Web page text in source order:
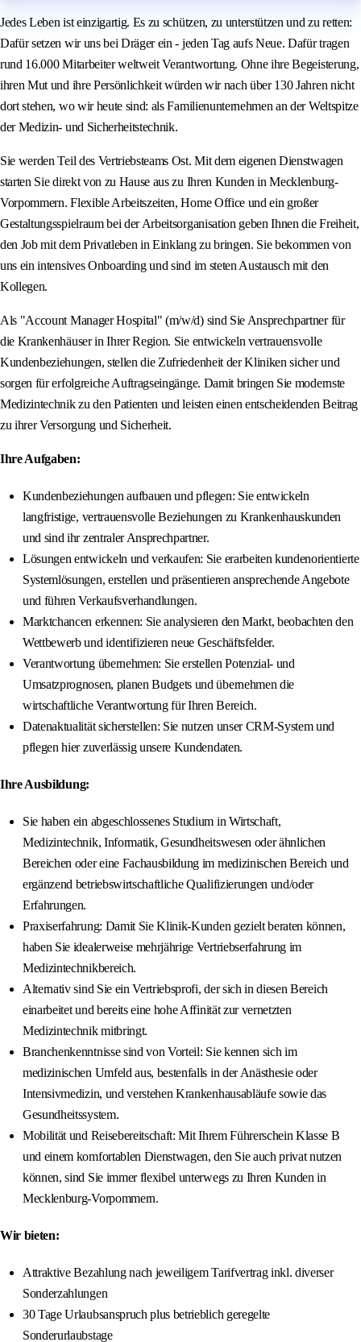
Jedes Leben ist einzigartig. Es zu schützen, zu unterstützen und zu retten:
Dafür setzen wir uns bei Dräger ein - jeden Tag aufs Neue. Dafür tragen
rund 16.000 Mitarbeiter weltweit Verantwortung. Ohne ihre Begeisterung,
ihren Mut und ihre Persönlichkeit würden wir nach über 130 Jahren nicht
dort stehen, wo wir heute sind: als Familienunternehmen an der Weltspitze
der Medizin- und Sicherheitstechnik.
Sie werden Teil des Vertriebsteams Ost. Mit dem eigenen Dienstwagen
starten Sie direkt von zu Hause aus zu Ihren Kunden in Mecklenburg-
Vorpommern. Flexible Arbeitszeiten, Home Office und ein großer
Gestaltungsspielraum bei der Arbeitsorganisation geben Ihnen die Freiheit,
den Job mit dem Privatleben in Einklang zu bringen. Sie bekommen von
uns ein intensives Onboarding und sind im steten Austausch mit den
Kollegen.
Als "Account Manager Hospital" (m/w/d) sind Sie Ansprechpartner für
die Krankenhäuser in Ihrer Region. Sie entwickeln vertrauensvolle
Kundenbeziehungen, stellen die Zufriedenheit der Kliniken sicher und
sorgen für erfolgreiche Auftragseingänge. Damit bringen Sie modernste
Medizintechnik zu den Patienten und leisten einen entscheidenden Beitrag
zu ihrer Versorgung und Sicherheit.
Ihre Aufgaben:
Kundenbeziehungen aufbauen und pflegen: Sie entwickeln
langfristige, vertrauensvolle Beziehungen zu Krankenhauskunden
und sind ihr zentraler Ansprechpartner.
Lösungen entwickeln und verkaufen: Sie erarbeiten kundenorientierte
Systemlösungen, erstellen und präsentieren ansprechende Angebote
und führen Verkaufsverhandlungen.
Marktchancen erkennen: Sie analysieren den Markt, beobachten den
Wettbewerb und identifizieren neue Geschäftsfelder.
Verantwortung übernehmen: Sie erstellen Potenzial- und
Umsatzprognosen, planen Budgets und übernehmen die
wirtschaftliche Verantwortung für Ihren Bereich.
Datenaktualität sicherstellen: Sie nutzen unser CRM-System und
pflegen hier zuverlässig unsere Kundendaten.
Ihre Ausbildung:
Sie haben ein abgeschlossenes Studium in Wirtschaft,
Medizintechnik, Informatik, Gesundheitswesen oder ähnlichen
Bereichen oder eine Fachausbildung im medizinischen Bereich und
ergänzend betriebswirtschaftliche Qualifizierungen und/oder
Erfahrungen.
Praxiserfahrung: Damit Sie Klinik-Kunden gezielt beraten können,
haben Sie idealerweise mehrjährige Vertriebserfahrung im
Medizintechnikbereich.
Alternativ sind Sie ein Vertriebsprofi, der sich in diesen Bereich
einarbeitet und bereits eine hohe Affinität zur vernetzten
Medizintechnik mitbringt.
Branchenkenntnisse sind von Vorteil: Sie kennen sich im
medizinischen Umfeld aus, bestenfalls in der Anästhesie oder
Intensivmedizin, und verstehen Krankenhausabläufe sowie das
Gesundheitssystem.
Mobilität und Reisebereitschaft: Mit Ihrem Führerschein Klasse B
und einem komfortablen Dienstwagen, den Sie auch privat nutzen
können, sind Sie immer flexibel unterwegs zu Ihren Kunden in
Mecklenburg-Vorpommern.
Wir bieten:
Attraktive Bezahlung nach jeweiligem Tarifvertrag inkl. diverser
Sonderzahlungen
30 Tage Urlaubsanspruch plus betrieblich geregelte
Sonderurlaubstage